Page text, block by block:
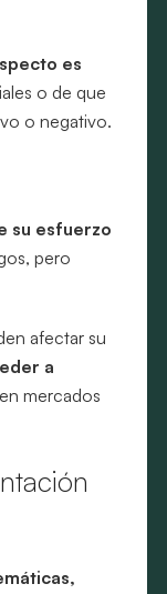
es
o de que
o negativo.
su esfuerzo
pero
afectar su
a
mercados